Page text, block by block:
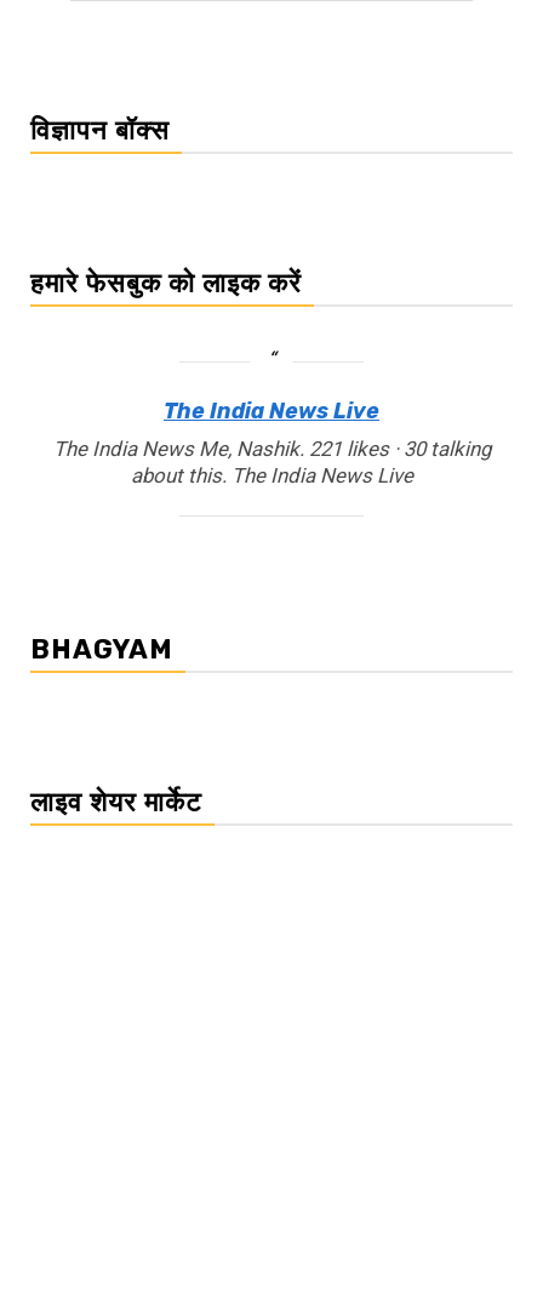
विज्ञापन बॉक्स
हमारे फेसबुक को लाइक करें
The India News Live
The India News Me, Nashik. 221 likes · 30 talking
about this. The India News Live
BHAGYAM
लाइव शेयर मार्केट